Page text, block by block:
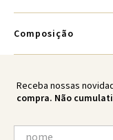
Composição
Receba nossas
compra. Não